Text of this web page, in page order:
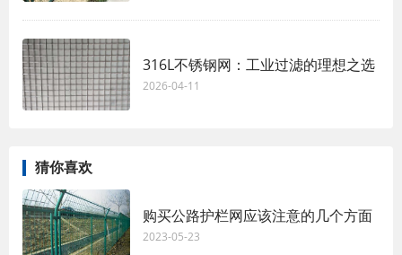
316L不锈钢网：工业过滤的理想之选
2026-04-11
猜你喜欢
购买公路护栏网应该注意的几个方面
2023-05-23